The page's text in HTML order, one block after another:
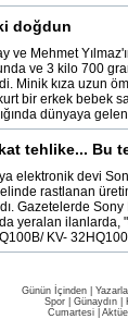
doğdun
ve Mehmet
ve 3 kilo 700
Minik kıza uzun
bir erkek bebek
dünyaya
tehlike... Bu
elektronik devi
rastlanan
Gazetelerde Sony
yeralan ilanlarda,
KV-
Günün İçinden
Spor
Günaydın
Cumartesi|